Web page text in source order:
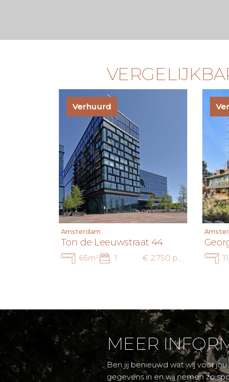
Verhuurd
Amsterdam
Ton de Leeuwstraat 44
65m² 1
MEER
Ben jij benieuwd wat wij voor
gegevens in en wij nemen zo